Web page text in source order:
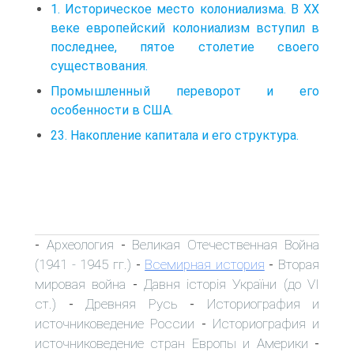
1. Историческое место колониализма. В XX
веке европейский колониализм вступил в
последнее, пятое столетие своего
существования.
Промышленный переворот и его
особенности в США.
23. Накопление капитала и его структура.
- Археология - Великая Отечественная Война
(1941 - 1945 гг.) - Всемирная история - Вторая
мировая война - Давня історія України (до VI
ст.) - Древняя Русь - Историография и
источниковедение России - Историография и
источниковедение стран Европы и Америки -